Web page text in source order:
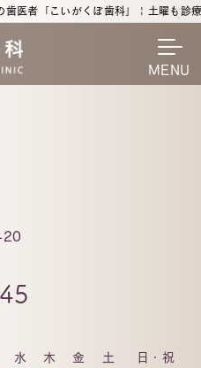
歯医者「こいがくぼ歯科」 | 土曜も診
MENU
20
水 木 金 土 日・祝